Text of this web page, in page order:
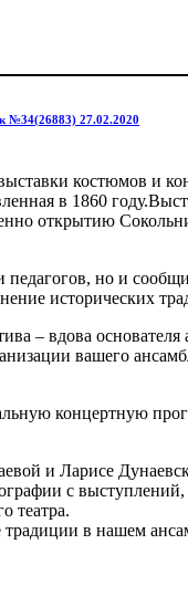
№34(26883) 27.02.2020
костюмов и
в 1860
открытию
но и
исторических
– вдова
вашего
концертную
и Ларисе
с
театра.
в нашем